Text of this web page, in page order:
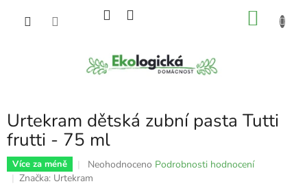
Urtekram dětská zubní pasta Tutti
frutti - 75 ml
Více za méně
Průměrné
hodnocení
Neohodnoceno Podrobnosti hodnocení
Značka: Urtekram